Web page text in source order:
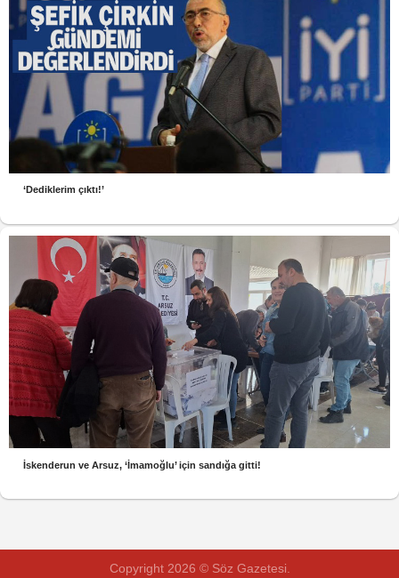
‘Dediklerim çıktı!’
İskenderun ve Arsuz, ‘İmamoğlu’ için sandığa gitti!
Copyright 2026 © Söz Gazetesi.